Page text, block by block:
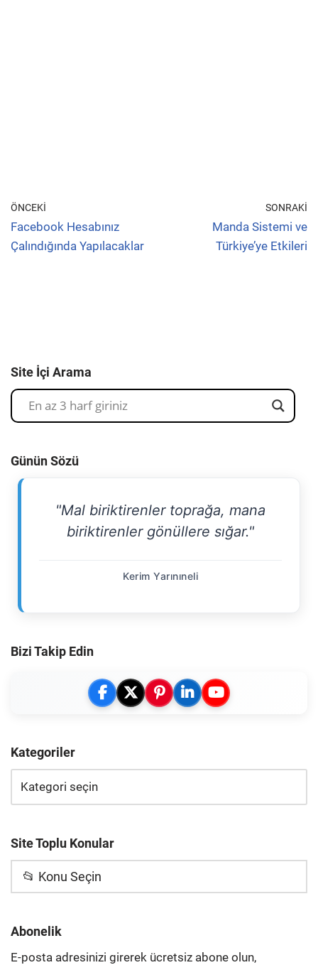
ÖNCEKI
Facebook Hesabınız
Çalındığında Yapılacaklar
SONRAKI
Manda Sistemi ve
Türkiye’ye Etkileri
Site İçi Arama
Günün Sözü
"Mal biriktirenler toprağa, mana
biriktirenler gönüllere sığar."
Kerim Yarınıneli
Bizi Takip Edin
Kategoriler
Site Toplu Konular
📂 Konu Seçin
Abonelik
E-posta adresinizi girerek ücretsiz abone olun,